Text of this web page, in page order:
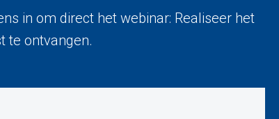
in om direct het webinar: Realiseer het
te ontvangen.